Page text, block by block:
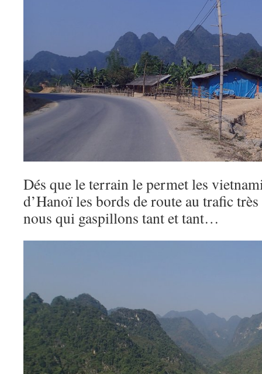
Dés que le terrain le permet les
d’Hanoï les bords de route au trafic
nous qui gaspillons tant et tant…